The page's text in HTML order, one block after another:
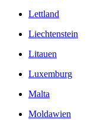
Lettland
Liechtenstein
Litauen
Luxemburg
Malta
Moldawien